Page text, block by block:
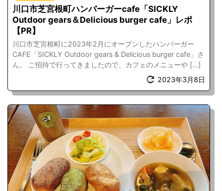
川口市芝宮根町ハンバーガーcafe「SICKLY
Outdoor gears＆Delicious burger cafe」レポ
【PR】
川口市芝宮根町に2023年2月にオープンしたハンバーガー
CAFE「SICKLY Outdoor gears & Delicious burger cafe」さ
ん。 ご招待で行ってきましたので、カフェのメニューや […]
2023年3月8日